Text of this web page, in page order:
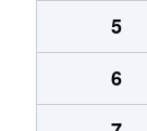
5
6